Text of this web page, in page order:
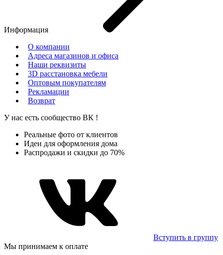
Информация
О компании
Адреса магазинов и офиса
Наши реквизиты
3D расстановка мебели
Оптовым покупателям
Рекламации
Возврат
У нас есть сообщество ВК !
Реальные фото от клиентов
Идеи для оформления дома
Распродажи и скидки до 70%
Вступить в группу
Мы принимаем к оплате